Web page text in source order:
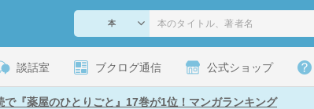
談話室 ブクログ通信 公式ショップ
で『薬屋のひとりごと』17巻が1位！マンガランキング